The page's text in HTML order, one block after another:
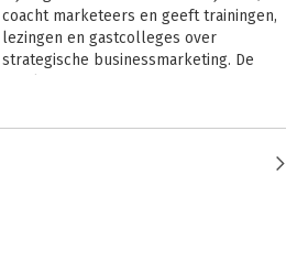
coacht marketeers en geeft trainingen,
lezingen en gastcolleges over
strategische businessmarketing. De
businessmarketing. Hij werkte voor